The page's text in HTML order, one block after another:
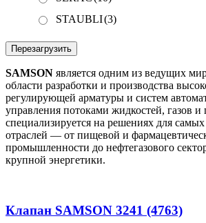
STAUBLI(3)
Перезагрузить
SAMSON является одним из ведущих
области разработки и производства
регулирующей арматуры и систем
управления потоками жидкостей, газов
специализируется на решениях для
отраслей — от пищевой и
промышленности до нефтегазового
крупной энергетики.
Клапан SAMSON 3241 (4763)